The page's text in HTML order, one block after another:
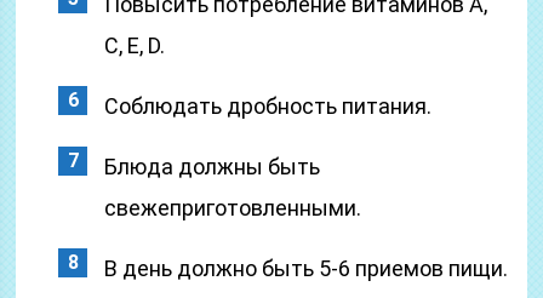
С, Е, D.
Соблюдать дробность питания.
Блюда должны быть
свежеприготовленными.
В день должно быть 5-6 приемов пищи.